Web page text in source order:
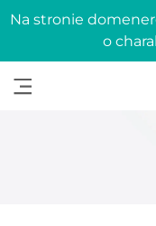
Na stronie
o